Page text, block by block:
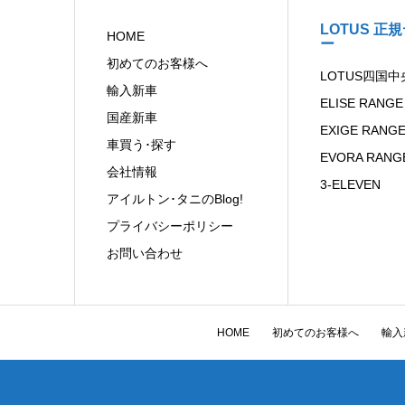
HOME
初めてのお客様へ
輸入新車
国産新車
車買う･探す
会社情報
アイルトン･タニのBlog!
プライバシーポリシー
お問い合わせ
LOTUS 正
ー
LOTUS四国中
ELISE RANGE
EXIGE RANGE
EVORA
3-ELEVEN
HOME 初めてのお客様へ 輸